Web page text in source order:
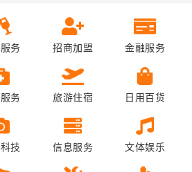
务 招商加盟 金融服务
务 旅游住宿 日用百货
技 信息服务 文体娱乐